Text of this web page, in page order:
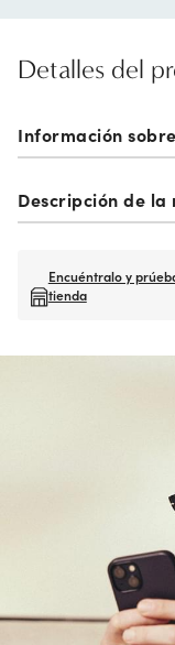
Detalles del
Información
Descripción de la
Encuéntralo y
tienda